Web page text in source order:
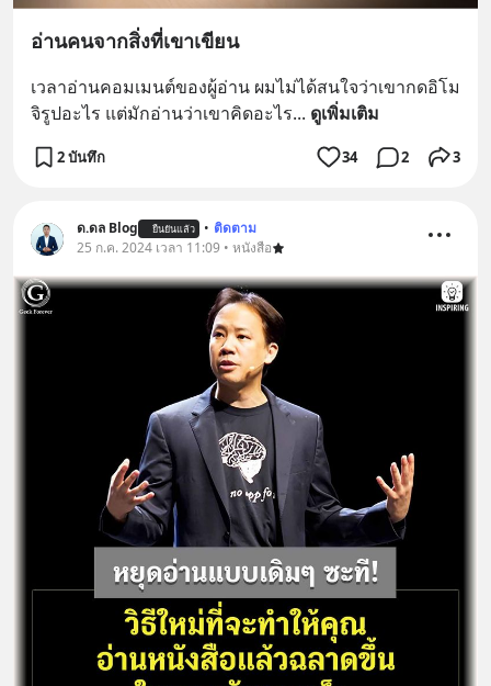
อ่านคนจากสิ่งที่เขาเขียน
เวลาอ่านคอมเมนต์ของผู้อ่าน ผมไม่ได้สนใจว่าเขากดอิโม
จิรูปอะไร แต่มักอ่านว่าเขาคิดอะไร... ดูเพิ่มเติม
2 บันทึก 34 2 3
ด.ดล Blog ยืนยันแล้ว • ติดตาม
25 ก.ค. 2024 เวลา 11:09 • หนังสือ